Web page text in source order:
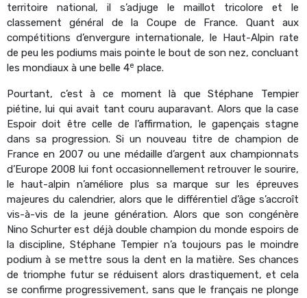
territoire national, il s’adjuge le maillot tricolore et le
classement général de la Coupe de France. Quant aux
compétitions d’envergure internationale, le Haut-Alpin rate
de peu les podiums mais pointe le bout de son nez, concluant
les mondiaux à une belle 4e place.
Pourtant, c’est à ce moment là que Stéphane Tempier
piétine, lui qui avait tant couru auparavant. Alors que la case
Espoir doit être celle de l’affirmation, le gapençais stagne
dans sa progression. Si un nouveau titre de champion de
France en 2007 ou une médaille d’argent aux championnats
d’Europe 2008 lui font occasionnellement retrouver le sourire,
le haut-alpin n’améliore plus sa marque sur les épreuves
majeures du calendrier, alors que le différentiel d’âge s’accroît
vis-à-vis de la jeune génération. Alors que son congénère
Nino Schurter est déjà double champion du monde espoirs de
la discipline, Stéphane Tempier n’a toujours pas le moindre
podium à se mettre sous la dent en la matière. Ses chances
de triomphe futur se réduisent alors drastiquement, et cela
se confirme progressivement, sans que le français ne plonge